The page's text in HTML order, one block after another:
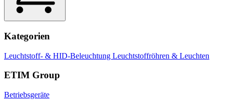
Kategorien
Leuchtstoff- & HID-Beleuchtung Leuchtstoffröhren & Leuchten
ETIM Group
Betriebsgeräte